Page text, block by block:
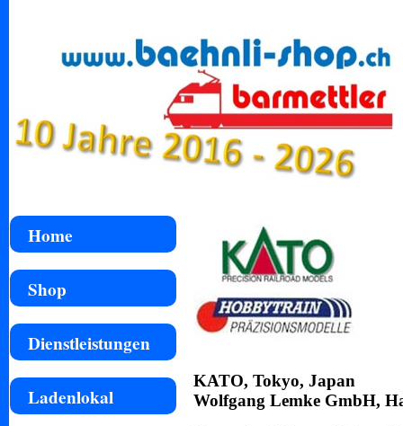
Home
Shop
Dienstleistungen
Ladenlokal
KATO, Tokyo, Japan
Wolfgang Lemke GmbH,